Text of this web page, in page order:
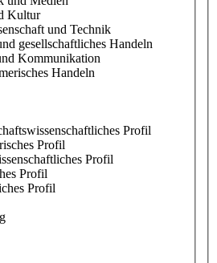
Kultur
und Technik
gesellschaftliches Handeln
Kommunikation
Handeln
Profil
Profil
Profil
Profil
Profil